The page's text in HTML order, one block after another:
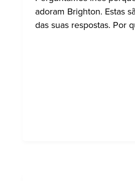
adoram Brighton. Estas
das suas respostas. Por